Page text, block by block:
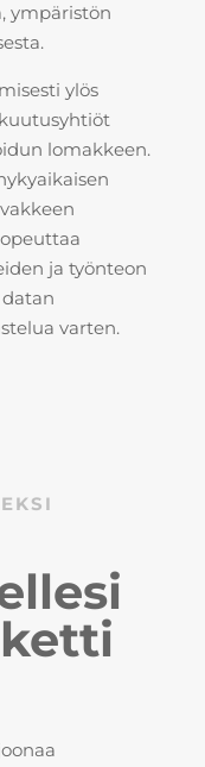
ympäristön
ylös
lomakkeen.
ja työnteon
varten.